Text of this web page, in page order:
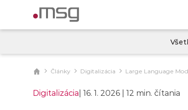
Články Digitalizácia Large Language
Digitalizácia| 16. 1. 2026 | 12 min. čítania